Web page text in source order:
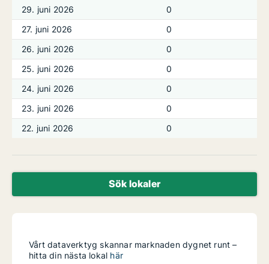
29. juni 2026
0
27. juni 2026
0
26. juni 2026
0
25. juni 2026
0
24. juni 2026
0
23. juni 2026
0
22. juni 2026
0
Sök lokaler
Vårt dataverktyg skannar marknaden dygnet runt –
hitta din nästa lokal här